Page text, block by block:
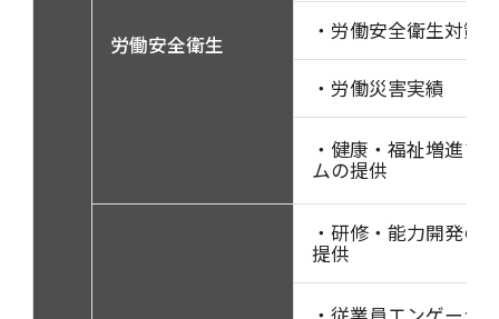
労働安全衛生
・労働安全衛生対策
・労働災害実績
・健康・福祉増進プ
ムの提供
・研修・能力開発の
提供